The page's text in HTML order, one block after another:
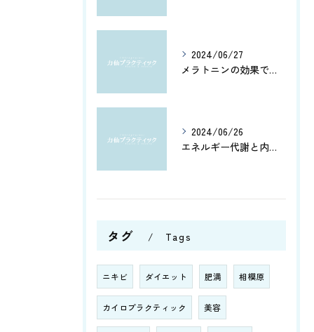
2024/06/27
メラトニンの効果で、よく眠れてホルモン分泌もアップ！カルシウムとアミノ酸で健康脳を維持しよう
2024/06/26
エネルギー代謝と内臓機能を改善！筋肉の活性化と骨盤調整がもたらす健康への効果とは？
タグ Tags
ニキビ ダイエット 肥満 相模原
カイロプラクティック 美容